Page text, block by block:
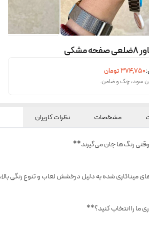
۳۷۴٬۷۵۰تومان
مشخصات نظرات کاربران
وقتی رنگ‌ها جان می‌گیرند**
میناکاری شده به دلیل درخشش لعاب و تنوع رنگی
ما را انتخاب کنید؟**